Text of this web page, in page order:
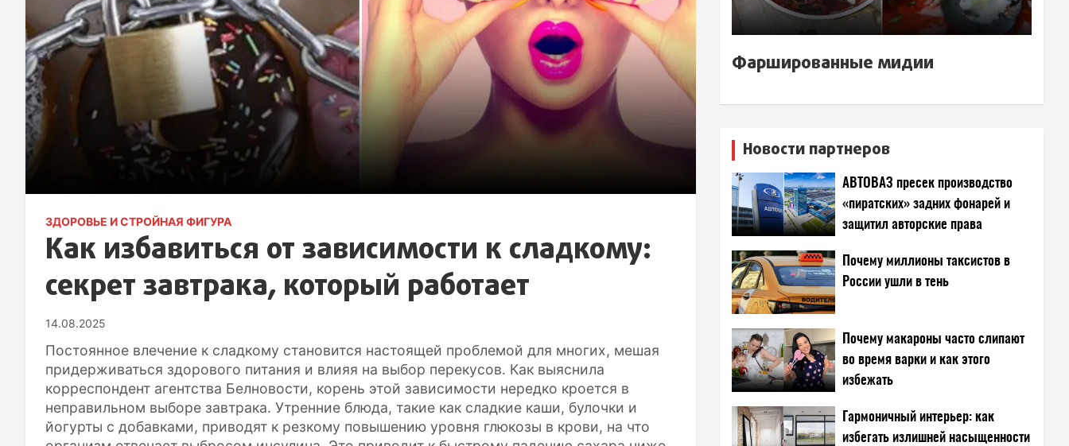
ЗДОРОВЬЕ И СТРОЙНАЯ ФИГУРА
Как избавиться от зависимости к сладкому:
секрет завтрака, который работает
14.08.2025
Постоянное влечение к сладкому становится настоящей проблемой для многих, мешая
придерживаться здорового питания и влияя на выбор перекусов. Как выяснила
корреспондент агентства Белновости, корень этой зависимости нередко кроется в
неправильном выборе завтрака. Утренние блюда, такие как сладкие каши, булочки и
йогурты с добавками, приводят к резкому повышению уровня глюкозы в крови, на что
Фаршированные мидии
Новости партнеров
АВТОВАЗ пресек производство
«пиратских» задних фонарей и
защитил авторские права
Почему миллионы таксистов в
России ушли в тень
Почему макароны часто слипают
во время варки и как этого
избежать
Гармоничный интерьер: как
избегать излишней насыщенности